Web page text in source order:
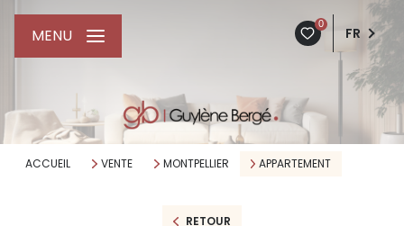
0
FR
MENU
ACCUEIL VENTE MONTPELLIER APPARTEMENT
RETOUR